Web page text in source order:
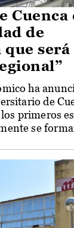
Cuenca
de
será
ha
de
primeros
se